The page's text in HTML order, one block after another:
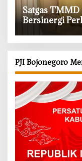
‎Satgas
Bersinergi
PJI Bojonegoro